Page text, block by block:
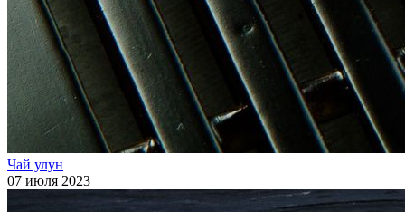
Чай улун
07 июля 2023